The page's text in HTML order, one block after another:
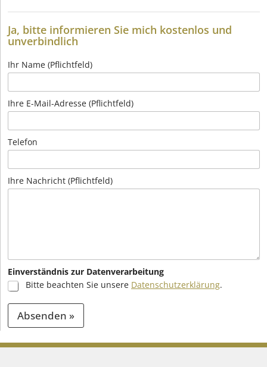
Ja, bitte informieren Sie mich kostenlos und
unverbindlich
Ihr Name (Pflichtfeld)
Ihre E-Mail-Adresse (Pflichtfeld)
Telefon
Ihre Nachricht (Pflichtfeld)
Einverständnis zur Datenverarbeitung
Bitte beachten Sie unsere Datenschutzerklärung.
Absenden »